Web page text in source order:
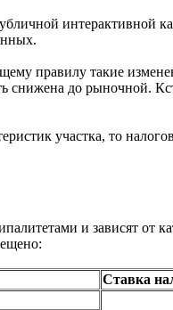
интерактивной
правилу такие
до рыночной.
участка, то
и зависят от
Ставка